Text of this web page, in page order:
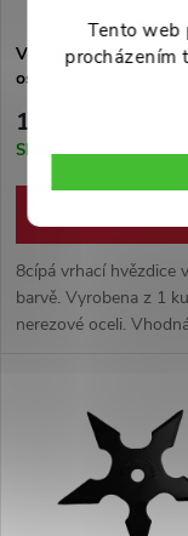
Tento web
procházením
Vrhací hvězdice
osmicípá, černá
179 Kč
Skladem
8cípá vrhací hvězdice
barvě. Vyrobena z 1
nerezové oceli.